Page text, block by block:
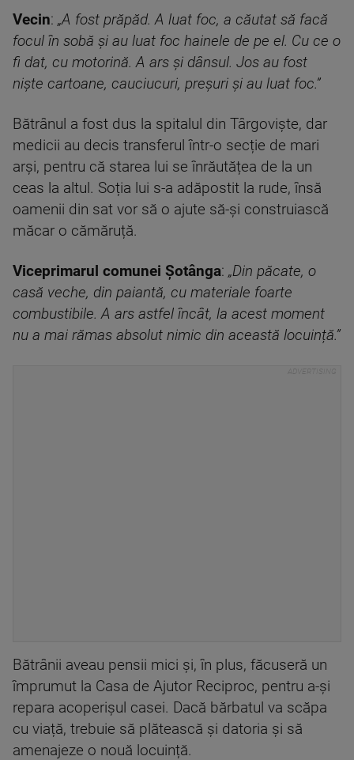
Vecin: „A fost prăpăd. A luat foc, a căutat să facă
focul în sobă și au luat foc hainele de pe el. Cu ce o
fi dat, cu motorină. A ars și dânsul. Jos au fost
niște cartoane, cauciucuri, preșuri și au luat foc.”
Bătrânul a fost dus la spitalul din Târgoviște, dar
medicii au decis transferul într-o secție de mari
arși, pentru că starea lui se înrăutățea de la un
ceas la altul. Soția lui s-a adăpostit la rude, însă
oamenii din sat vor să o ajute să-și construiască
măcar o cămăruță.
Viceprimarul comunei Șotânga: „Din păcate, o
casă veche, din paiantă, cu materiale foarte
combustibile. A ars astfel încât, la acest moment
nu a mai rămas absolut nimic din această locuință.”
Bătrânii aveau pensii mici și, în plus, făcuseră un
împrumut la Casa de Ajutor Reciproc, pentru a-și
repara acoperișul casei. Dacă bărbatul va scăpa
cu viață, trebuie să plătească și datoria și să
amenajeze o nouă locuință.